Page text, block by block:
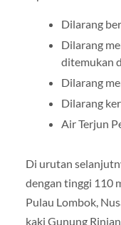
Dilarang
Dilarang
ditemukan
Dilarang
Dilarang
Air Terjun
Di urutan
dengan tinggi 110
Pulau Lombok,
kaki Gunung